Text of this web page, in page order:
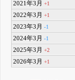
2021年3月+1
2022年3月+1
2023年3月-1
2024年3月-1
2025年3月+2
2026年3月+1